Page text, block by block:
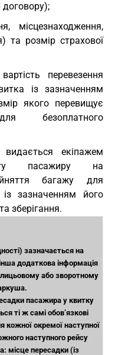
місцезнаходження,
та розмір страхової
перевезення
із зазначенням
якого перевищує
безоплатного
екіпажем
пасажиру на
багажу для
із зазначенням його
зберігання.
зазначається на
додаткова інформація
або зворотному
пасажира у квитку
ті ж самі обов’язкові
кожної окремої наступної
наступного рейсу
місце пересадки (із